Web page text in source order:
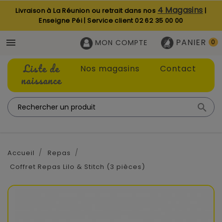
Livraison à La Réunion ou retrait dans nos 4 Magasins |
Enseigne Péi | Service client02 62 35 00 00
 PANIER 0
MON COMPTE
Liste de
naissance
Nos magasins Contact

Accueil
Repas
Coffret Repas Lilo & Stitch (3 pièces)